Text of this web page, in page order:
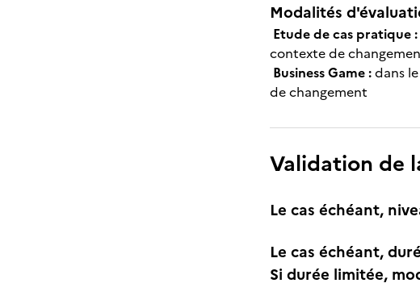
Modalités
Etude de cas pratique :
contexte de
Business Game :dans
de changement
Validation de
Le cas échéant,
Le cas échéant,
Si durée limitée,